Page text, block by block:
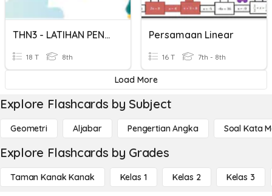
THN3 - LATIHAN PENULISAN BM
18 T 8th
Persamaan Linear
16 T 7th - 8th
Load More
Explore Flashcards by Subject
Geometri Aljabar Pengertian Angka Soal Kata
Explore Flashcards by Grades
Taman Kanak Kanak Kelas 1 Kelas 2 Kelas 3